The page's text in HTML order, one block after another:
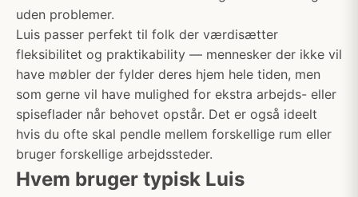
uden problemer.
Luis passer perfekt til folk der værdisætter
fleksibilitet og praktikability — mennesker der ikke vil
have møbler der fylder deres hjem hele tiden, men
som gerne vil have mulighed for ekstra arbejds- eller
spiseflader når behovet opstår. Det er også ideelt
hvis du ofte skal pendle mellem forskellige rum eller
bruger forskellige arbejdssteder.
Hvem bruger typisk Luis